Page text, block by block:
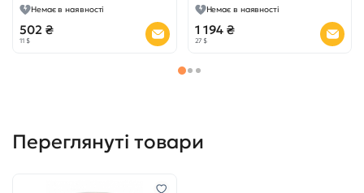
Немає в наявності
502 ₴
11 $
Немає в наявності
1 194 ₴
27 $
Переглянуті товари